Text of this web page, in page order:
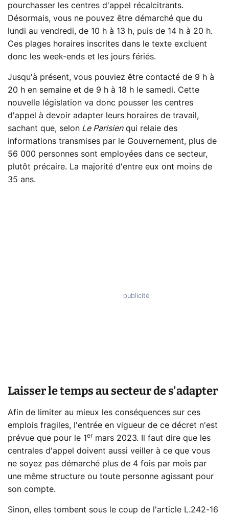
pourchasser les centres d'appel récalcitrants.
Désormais, vous ne pouvez être démarché que du
lundi au vendredi, de 10 h à 13 h, puis de 14 h à 20 h.
Ces plages horaires inscrites dans le texte excluent
donc les week-ends et les jours fériés.
Jusqu'à présent, vous pouviez être contacté de 9 h à
20 h en semaine et de 9 h à 18 h le samedi. Cette
nouvelle législation va donc pousser les centres
d'appel à devoir adapter leurs horaires de travail,
sachant que, selon Le Parisienqui relaie des
informations transmises par le Gouvernement, plus de
56 000 personnes sont employées dans ce secteur,
plutôt précaire. La majorité d'entre eux ont moins de
35 ans.
Laisser le temps au secteur de s'adapter
Afin de limiter au mieux les conséquences sur ces
emplois fragiles, l'entrée en vigueur de ce décret n'est
prévue que pour le 1 er mars 2023. Il faut dire que les
centrales d'appel doivent aussi veiller à ce que vous
ne soyez pas démarché plus de 4 fois par mois par
une même structure ou toute personne agissant pour
son compte.
Sinon, elles tombent sous le coup de l'article L.242-16